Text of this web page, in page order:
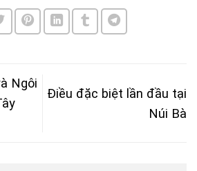
Ngôi
Điều đặc biệt lần đầu tại
Núi Bà